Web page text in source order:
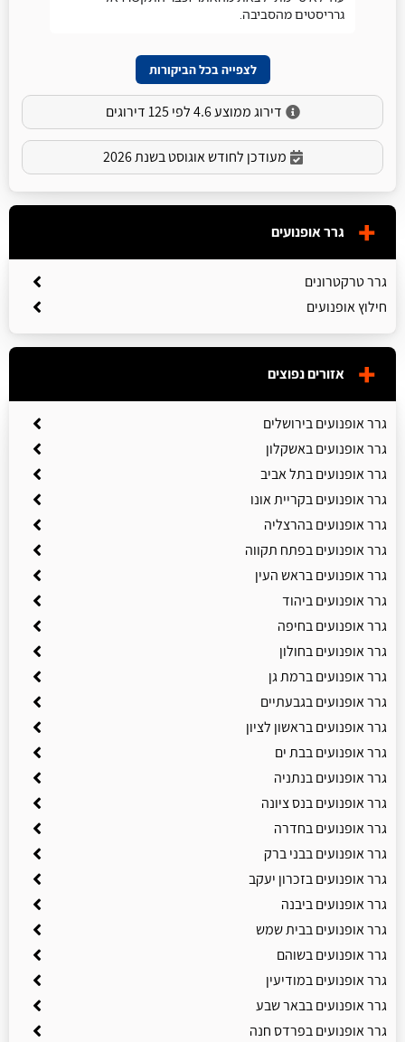
גרריסטים מהסביבה.
לצפייה בכל הביקורות
דירוג ממוצע 4.6 לפי 125 דירוגים
מעודכן לחודש אוגוסט בשנת 2026
גרר אופנועים
גרר טרקטרונים
חילוץ אופנועים
אזורים נפוצים
גרר אופנועים בירושלים
גרר אופנועים באשקלון
גרר אופנועים בתל אביב
גרר אופנועים בקריית אונו
גרר אופנועים בהרצליה
גרר אופנועים בפתח תקווה
גרר אופנועים בראש העין
גרר אופנועים ביהוד
גרר אופנועים בחיפה
גרר אופנועים בחולון
גרר אופנועים ברמת גן
גרר אופנועים בגבעתיים
גרר אופנועים בראשון לציון
גרר אופנועים בבת ים
גרר אופנועים בנתניה
גרר אופנועים בנס ציונה
גרר אופנועים בחדרה
גרר אופנועים בבני ברק
גרר אופנועים בזכרון יעקב
גרר אופנועים ביבנה
גרר אופנועים בבית שמש
גרר אופנועים בשוהם
גרר אופנועים במודיעין
גרר אופנועים בבאר שבע
גרר אופנועים בפרדס חנה